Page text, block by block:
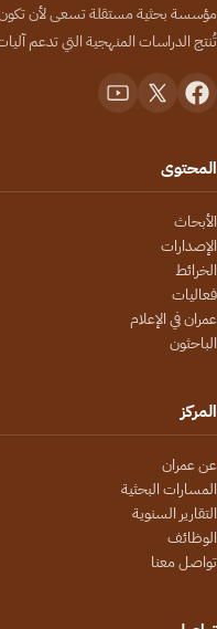
مؤسسة بحثية مستقلة تسعى لأن تكون
تُنتج الدراسات المنهجية التي تدعم
المحتوى
الأبحاث
الإصدارات
الخرائط
فعاليات
عمران في الإعلام
الباحثون
المركز
عن عمران
المسارات البحثية
التقارير السنوية
الوظائف
تواصل معنا